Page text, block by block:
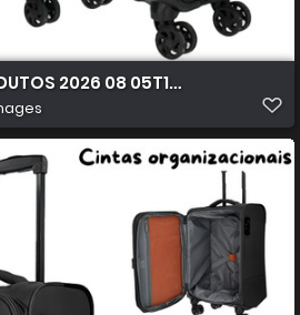
2026 08 05T103925.079